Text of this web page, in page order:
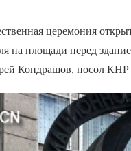
церемония
на площади перед
Кондрашов, посол